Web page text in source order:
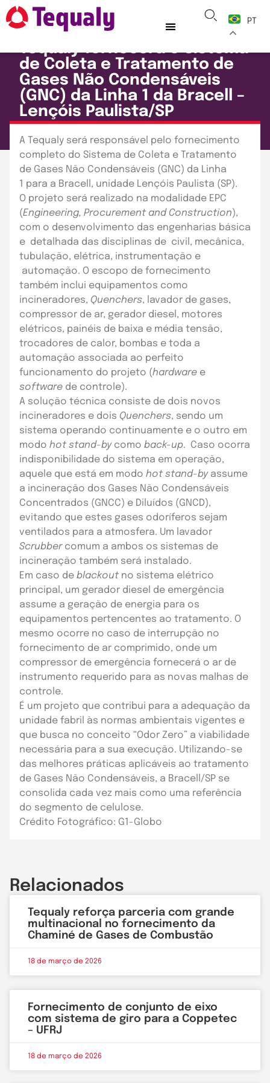
PT
Tequaly fornecerá o Sistema
de Coleta e Tratamento de
Gases Não Condensáveis
(GNC) da Linha 1 da Bracell –
Lençóis Paulista/SP
Publicado em: 30 de setembro de 2020
A Tequaly será responsável pelo fornecimento
completo do Sistema de Coleta e Tratamento
de Gases Não Condensáveis (GNC) da Linha
1 para a Bracell, unidade Lençóis Paulista (SP).
O projeto será realizado na modalidade EPC
(Engineering, Procurement and Construction),
com o desenvolvimento das engenharias básica
e detalhada das disciplinas de civil, mecânica,
tubulação, elétrica, instrumentação e
automação. O escopo de fornecimento
também inclui equipamentos como
incineradores, Quenchers, lavador de gases,
compressor de ar, gerador diesel, motores
elétricos, painéis de baixa e média tensão,
trocadores de calor, bombas e toda a
automação associada ao perfeito
funcionamento do projeto (hardware e
software de controle).
A solução técnica consiste de dois novos
incineradores e dois Quenchers, sendo um
sistema operando continuamente e o outro em
modo hot stand-bycomo back-up. Caso ocorra
indisponibilidade do sistema em operação,
aquele que está em modo hot stand-byassume
a incineração dos Gases Não Condensáveis
Concentrados (GNCC) e Diluídos (GNCD),
evitando que estes gases odoríferos sejam
ventilados para a atmosfera. Um lavador
Scrubbercomum a ambos os sistemas de
incineração também será instalado.
Em caso de blackoutno sistema elétrico
principal, um gerador diesel de emergência
assume a geração de energia para os
equipamentos pertencentes ao tratamento. O
mesmo ocorre no caso de interrupção no
fornecimento de ar comprimido, onde um
compressor de emergência fornecerá o ar de
instrumento requerido para as novas malhas de
controle.
É um projeto que contribui para a adequação da
unidade fabril às normas ambientais vigentes e
que busca no conceito “Odor Zero” a viabilidade
necessária para a sua execução. Utilizando-se
das melhores práticas aplicáveis ao tratamento
de Gases Não Condensáveis, a Bracell/SP se
consolida cada vez mais como uma referência
do segmento de celulose.
Crédito Fotográfico: G1-Globo
Relacionados
Tequaly reforça parceria com grande
multinacional no fornecimento da
Chaminé de Gases de Combustão
18 de março de 2026
Fornecimento de conjunto de eixo
com sistema de giro para a Coppetec
– UFRJ
18 de março de 2026